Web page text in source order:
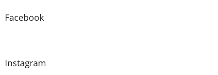
Facebook
Instagram